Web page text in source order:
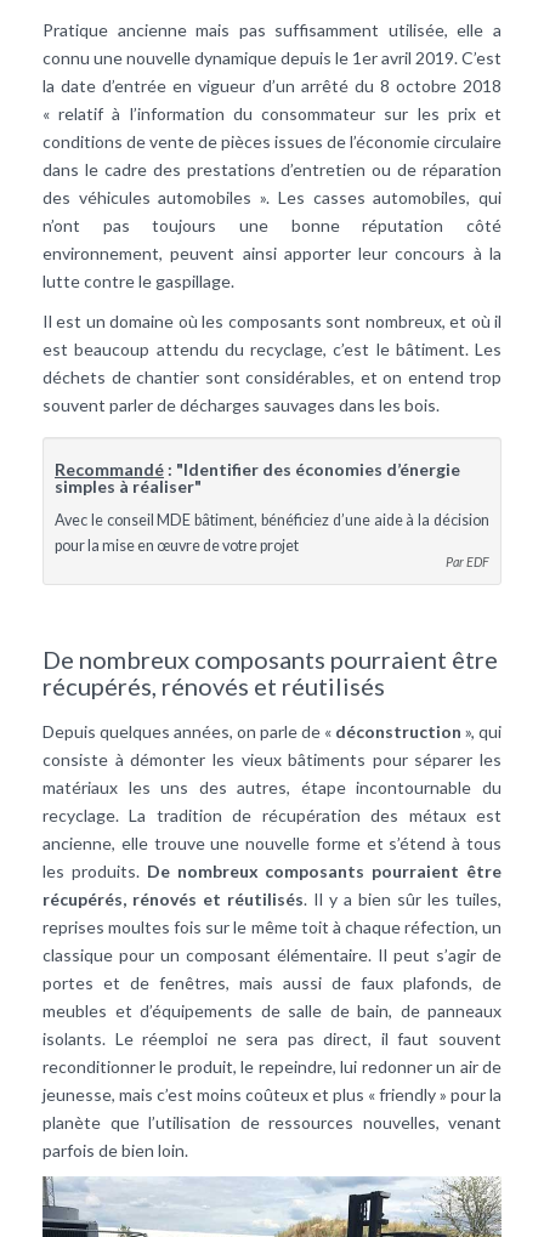
Pratique ancienne mais pas suffisamment utilisée, elle a
connu une nouvelle dynamique depuis le 1er avril 2019. C’est
la date d’entrée en vigueur d’un arrêté du 8 octobre 2018
« relatif à l’information du consommateur sur les prix et
conditions de vente de pièces issues de l’économie circulaire
dans le cadre des prestations d’entretien ou de réparation
des véhicules automobiles ». Les casses automobiles, qui
n’ont pas toujours une bonne réputation côté
environnement, peuvent ainsi apporter leur concours à la
lutte contre le gaspillage.
Il est un domaine où les composants sont nombreux, et où il
est beaucoup attendu du recyclage, c’est le bâtiment. Les
déchets de chantier sont considérables, et on entend trop
souvent parler de décharges sauvages dans les bois.
Recommandé : "Identifier des économies d’énergie
simples à réaliser"
Avec le conseil MDE bâtiment, bénéficiez d’une aide à la décision
pour la mise en œuvre de votre projet
Par EDF
De nombreux composants pourraient être
récupérés, rénovés et réutilisés
Depuis quelques années, on parle de « déconstruction », qui
consiste à démonter les vieux bâtiments pour séparer les
matériaux les uns des autres, étape incontournable du
recyclage. La tradition de récupération des métaux est
ancienne, elle trouve une nouvelle forme et s’étend à tous
les produits. De nombreux composants pourraient être
récupérés, rénovés et réutilisés. Il y a bien sûr les tuiles,
reprises moultes fois sur le même toit à chaque réfection, un
classique pour un composant élémentaire. Il peut s’agir de
portes et de fenêtres, mais aussi de faux plafonds, de
meubles et d’équipements de salle de bain, de panneaux
isolants. Le réemploi ne sera pas direct, il faut souvent
reconditionner le produit, le repeindre, lui redonner un air de
jeunesse, mais c’est moins coûteux et plus « friendly » pour la
planète que l’utilisation de ressources nouvelles, venant
parfois de bien loin.